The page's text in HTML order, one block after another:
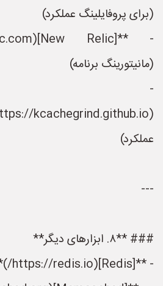
(برای پروفایلینگ عملکرد)
(مانیتورینگ برنامه)
عملکرد)
---
### **۸. ابزارهای دیگر**
- **[Redis](https://redis.io/)** (برای کشینگ)